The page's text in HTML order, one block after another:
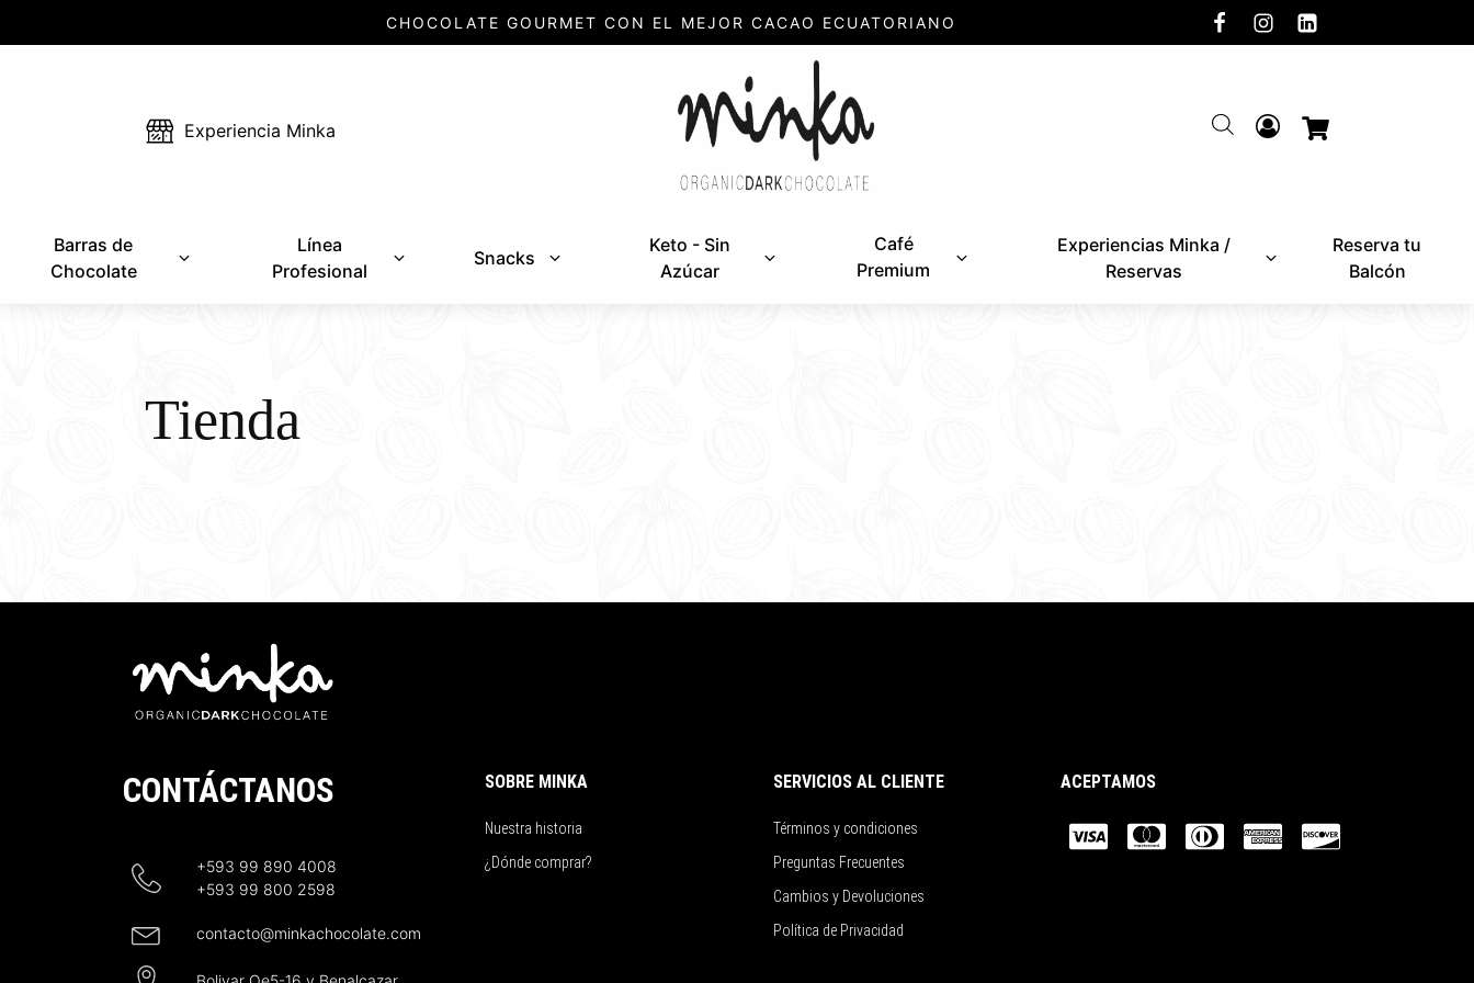
CHOCOLATE GOURMET CON EL MEJOR CACAO ECUATORIANO
Experiencia Minka
Barras de
Chocolate
Línea
Profesional
Snacks
Keto - Sin
Azúcar
Café
Premium
Experiencias Minka /
Reservas
Reserva tu
Balcón
Tienda
CONTÁCTANOS
+593 99 890 4008
+593 99 800 2598
contacto@minkachocolate.com
SOBRE MINKA
Nuestra historia
¿Dónde comprar?
SERVICIOS AL CLIENTE
Términos y condiciones
Preguntas Frecuentes
Cambios y Devoluciones
Política de Privacidad
ACEPTAMOS